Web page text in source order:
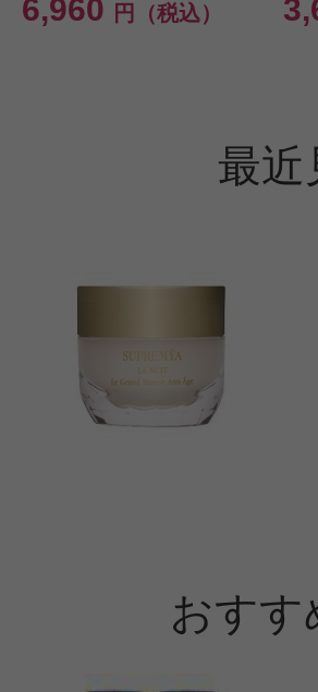
6,960 円（税込）
最近
おすす